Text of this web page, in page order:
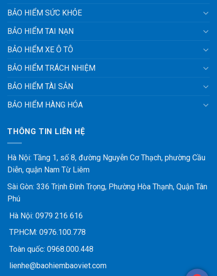
BẢO HIỂM SỨC KHỎE
BẢO HIỂM TAI NẠN
BẢO HIỂM XE Ô TÔ
BẢO HIỂM TRÁCH NHIỆM
BẢO HIỂM TÀI SẢN
BẢO HIỂM HÀNG HÓA
THÔNG TIN LIÊN HỆ
Hà Nội: Tầng 1, số 8, đường Nguyễn Cơ Thạch, phường Cầu
Diễn, quận Nam Từ Liêm
Sài Gòn: 336 Trịnh Đình Trọng, Phường Hòa Thạnh, Quận Tân
Phú
Hà Nội: 0979 216 616
TP.HCM: 0976.100.778
Toàn quốc: 0968.000.448
lienhe@baohiembaoviet.com